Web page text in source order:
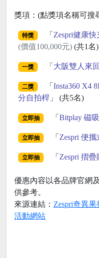
獎項：(點獎項名稱可搜
特獎 「 Zespri健康快
(價值100,000元) (共1名)
一獎 「 大阪雙人來
二獎 「 Insta360 X4
分自拍桿 」 (共5名)
立即抽 「 Bitplay 磁
立即抽 「 Zespri 便
立即抽 「 Zespri 摺
優惠內容以各品牌官網
供參考。
來源連結： Zespri奇異
活動網站